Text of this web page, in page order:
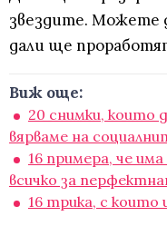
звездите. Можете
дали ще
Виж още:
20 снимки, които
вярваме на
16 примера, че
всичко за
16 трика, с